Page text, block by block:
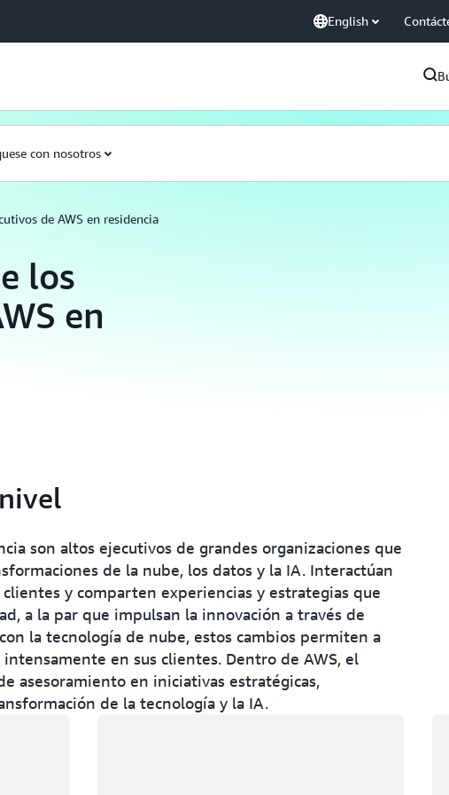
English
con nosotros
de AWS en residencia
los
en
son altos ejecutivos de grandes organizaciones que
de la nube, los datos y la IA. Interactúan
y comparten experiencias y estrategias que
a la par que impulsan la innovación a través de
la tecnología de nube, estos cambios permiten a
en sus clientes. Dentro de AWS, el
asesoramiento en iniciativas estratégicas,
de la tecnología y la IA.